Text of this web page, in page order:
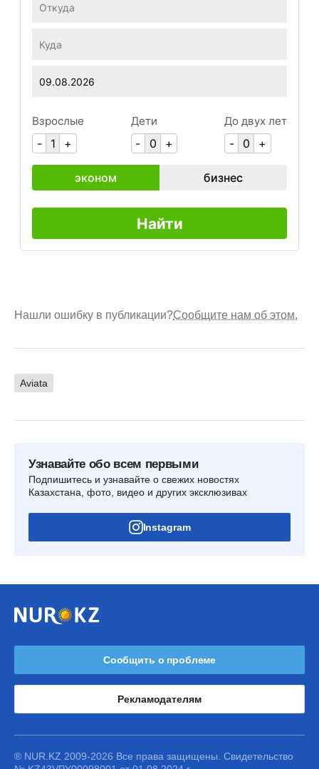
Нашли ошибку в публикации?Сообщите нам об этом.
Aviata
Узнавайте обо всем первыми
Подпишитесь и узнавайте о свежих новостях
Казахстана, фото, видео и других эксклюзивах
Instagram
Сообщить о проблеме
Рекламодателям
® NUR.KZ 2009-2026 Все права защищены. Свидетельство